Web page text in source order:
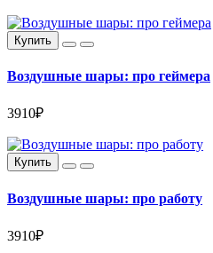
Купить
Воздушные шары: про геймера
3910₽
Купить
Воздушные шары: про работу
3910₽